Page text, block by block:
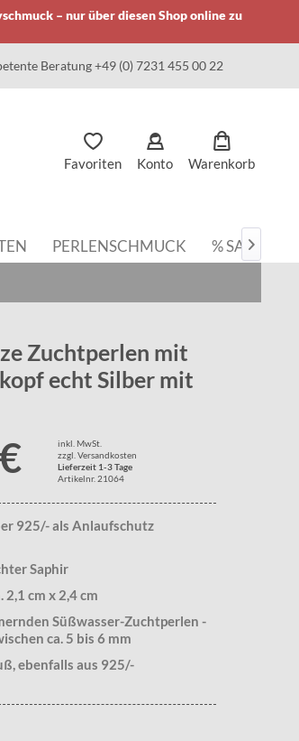
– nur über diesen Shop online zu
Beratung +49 (0) 7231 455 00 22
Favoriten Konto Warenkorb
PERLENSCHMUCK % SALE

Zuchtperlen mit
echt Silber mit
inkl. MwSt.
zzgl. Versandkosten
Lieferzeit 1-3 Tage
Artikelnr. 21064
925/- als Anlaufschutz
Saphir
cm x 2,4 cm
Süßwasser-Zuchtperlen -
ca. 5 bis 6 mm
ebenfalls aus 925/-